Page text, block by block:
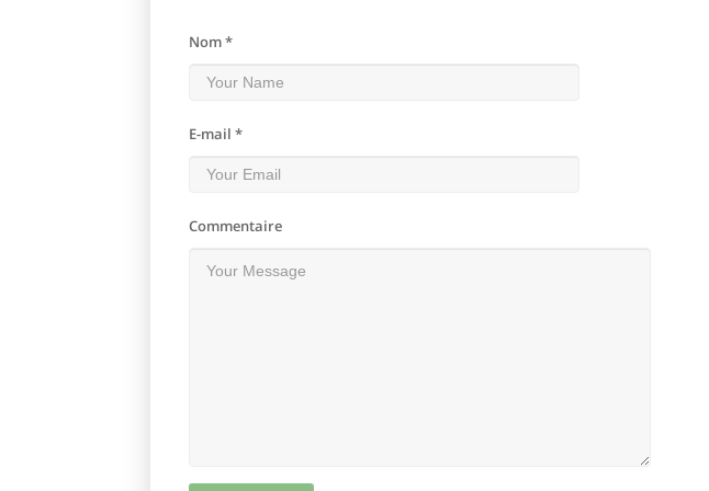
Nom *
E-mail *
Commentaire